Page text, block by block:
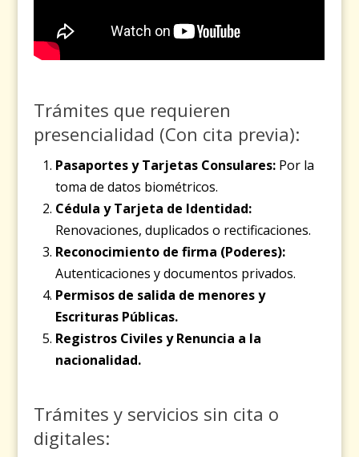
Trámites que requieren
presencialidad (Con cita previa):
Pasaportes y Tarjetas Consulares:Por la
toma de datos biométricos.
Cédula y Tarjeta de Identidad:
Renovaciones, duplicados o rectificaciones.
Reconocimiento de firma (Poderes):
Autenticaciones y documentos privados.
Permisos de salida de menores y
Escrituras Públicas.
Registros Civiles y Renuncia a la
nacionalidad.
Trámites y servicios sin cita o
digitales: